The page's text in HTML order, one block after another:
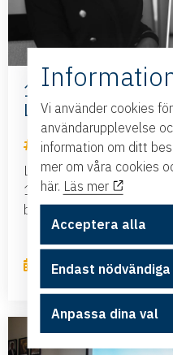
100-listan
Länsförsäkringar
100-listan
Länsförsäkringar Östgöta
100-listan och går in som
beskrivs som en naturlig
9 mars, 2026
Vi använder cookies
användarupplevelse
information om ditt
mer om våra cookies
här. Läs mer
Acceptera alla
Endast nödvändiga
Anpassa dina val